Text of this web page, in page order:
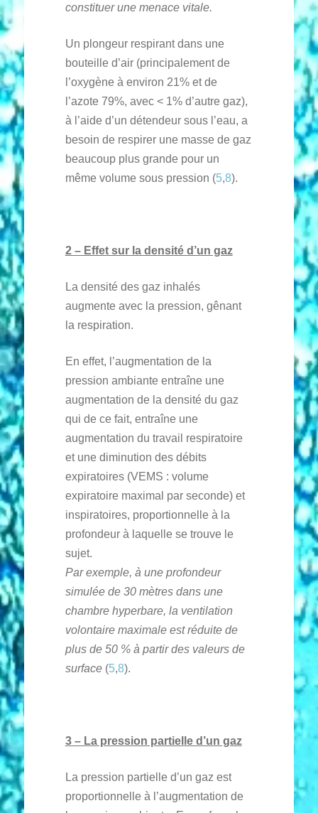
constituer une menace vitale.
Un plongeur respirant dans une
bouteille d’air (principalement de
l’oxygène à environ 21% et de
l’azote 79%, avec < 1% d’autre gaz),
à l’aide d’un détendeur sous l’eau, a
besoin de respirer une masse de gaz
beaucoup plus grande pour un
même volume sous pression (5,8).
2 – Effet sur la densité d’un gaz
La densité des gaz inhalés
augmente avec la pression, gênant
la respiration.
En effet, l’augmentation de la
pression ambiante entraîne une
augmentation de la densité du gaz
qui de ce fait, entraîne une
augmentation du travail respiratoire
et une diminution des débits
expiratoires (VEMS : volume
expiratoire maximal par seconde) et
inspiratoires, proportionnelle à la
profondeur à laquelle se trouve le
sujet.
Par exemple, à une profondeur
simulée de 30 mètres dans une
chambre hyperbare, la ventilation
volontaire maximale est réduite de
plus de 50 % à partir des valeurs de
surface(5,8).
3 – La pression partielle d’un gaz
La pression partielle d’un gaz est
proportionnelle à l’augmentation de